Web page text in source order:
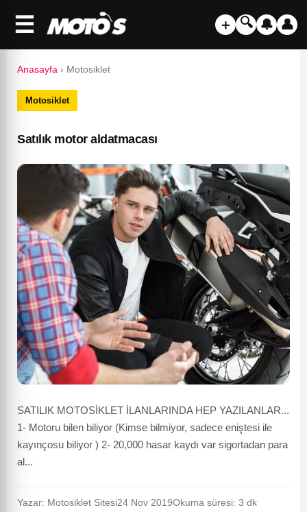
☰ ＋ 🔍 🔔 👤
Anasayfa › Motosiklet
Motosiklet
Satılık motor aldatmacası
SATILIK MOTOSİKLET İLANLARINDA HEP YAZILANLAR...
1- Motoru bilen biliyor (Kimse bilmiyor, sadece eniştesi ile
kayınçosu biliyor ) 2- 20,000 hasar kaydı var sigortadan para
al...
Yazar: Motosiklet Sitesi24 Nov 2019Okuma süresi: 3 dk